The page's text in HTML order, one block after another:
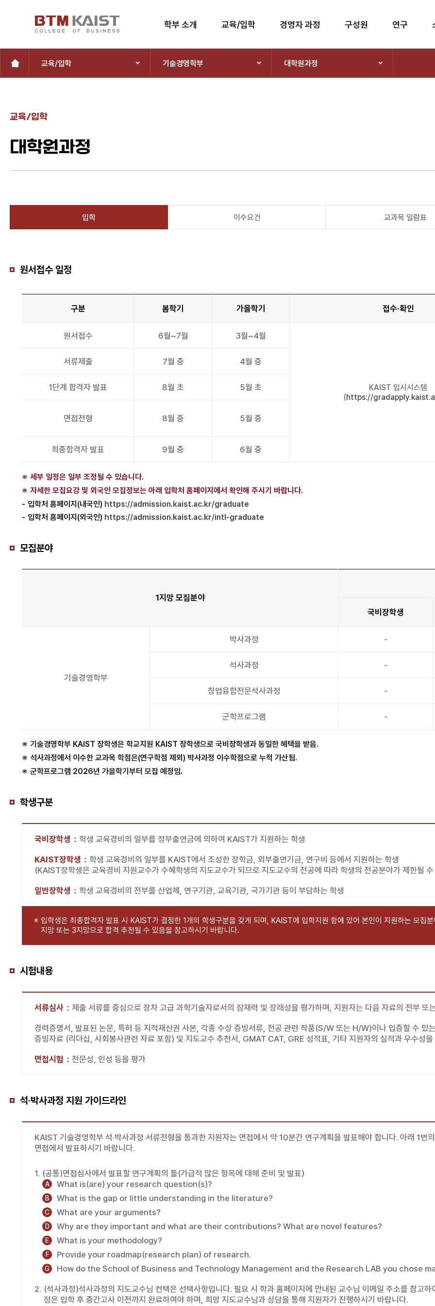
학부 소개 교육/입학 경영자 과정 구성원 연구
교육/입학 기술경영학부 대학원과정
교육/입학
대학원과정
입학 이수요건 교과목 일람표
원서접수 일정
구분 봄학기 가을학기 접수·확인
원서접수 6월~7월 3월~4월
KAIST 입시시스템
(https://
서류제출 7월 중 4월 중
1단계 합격자 발표 8월 초 5월 초
면접전형 8월 중 5월 중
최종합격자 발표 9월 중 6월 중
세부 일정은 일부 조정될 수 있습니다.
자세한 모집요강 및 외국인 모집정보는 아래 입학처 홈페이지에서 확인해 주시기 바랍니다.
입학처 홈페이지(내국인) https://admission.kaist.ac.kr/graduate
입학처 홈페이지(외국인) https://admission.kaist.ac.kr/intl-graduate
모집분야
1지망 모집분야
국비장학생
기술경영학부
박사과정 -
석사과정 -
창업융합전문석사과정 -
군학프로그램 -
기술경영학부 KAIST 장학생은 학교지원 KAIST 장학생으로 국비장학생과 동일한 혜택을 받음.
석사과정에서 이수한 교과목 학점은(연구학점 제외) 박사과정 이수학점으로 누적 가산됨.
군학프로그램 2026년 가을학기부터 모집 예정임.
학생구분
국비장학생 ： 학생 교육경비의 일부를 정부출연금에 의하여 KAIST가 지원하는 학생
KAIST장학생 ： 학생 교육경비의 일부를 KAIST에서 조성한 장학금, 외부출연기금, 연구비 등에서 지원하는 학생
(KAIST장학생은 교육경비 지원교수가 수혜학생의 지도교수가 되므로 지도교수의 전공에 따라 학생의 전공분야가 제한될
일반장학생 ： 학생 교육경비의 전부를 산업체, 연구기관, 교육기관, 국가기관 등이 부담하는 학생
입학생은 최종합격자 발표 시 KAIST가 결정한 1개의 학생구분을 갖게 되며, KAIST에 입학지원 함에 있어 본인이 지원하는 모집
지망 또는 3지망으로 합격 추천될 수 있음을 참고하시기 바랍니다.
시험내용
서류심사 ： 제출 서류를 중심으로 장차 고급 과학기술자로서의 잠재력 및 장래성을 평가하며, 지원자는 다음 자료의 전부 또
경력증명서, 발표된 논문, 특허 등 지적재산권 사본, 각종 수상 증빙서류, 전공 관련 작품(S/W 또는 H/W)이나 입증할 수 있
증빙자료 (리더십, 사회봉사관련 자료 포함) 및 지도교수 추천서, GMAT CAT, GRE 성적표, 기타 지원자의 실적과 우수성을
면접시험 ： 전문성, 인성 등을 평가
석·박사과정 지원 가이드라인
KAIST 기술경영학부 석·박사과정 서류전형을 통과한 지원자는 면접에서 약 10분간 연구계획을 발표해야 합니다. 아래 1번
면접에서 발표하시기 바랍니다.
(공통)면접심사에서 발표할 연구계획의 틀(가급적 많은 항목에 대해 준비 및 발표)
A What is(are) your research question(s)?
B What is the gap or little understanding in the literature?
C What are your arguments?
D Why are they important and what are their contributions? What are novel features?
E What is your methodology?
F Provide your roadmap(research plan) of research.
G How do the School of Business and Technology Management and the Research LAB you chose
(석사과정)석사과정의 지도교수님 컨택은 선택사항입니다. 필요 시 학과 홈페이지에 안내된 교수님 이메일 주소를 참고
정은 입학 후 중간고사 이전까지 완료하여야 하며, 희망 지도교수님과 상담을 통해 지원자가 진행하시기 바랍니다.